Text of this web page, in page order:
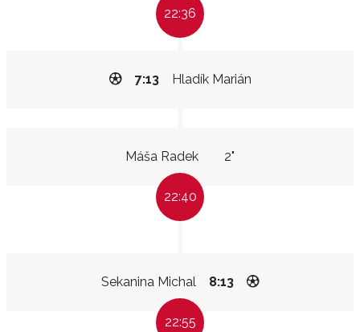
22:36
Hladík Marián
7:13
Máša Radek 2"
22:40
Sekanina Michal 8:13
22:55